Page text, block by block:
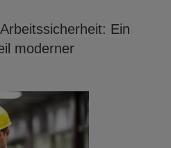
Ein
moderner